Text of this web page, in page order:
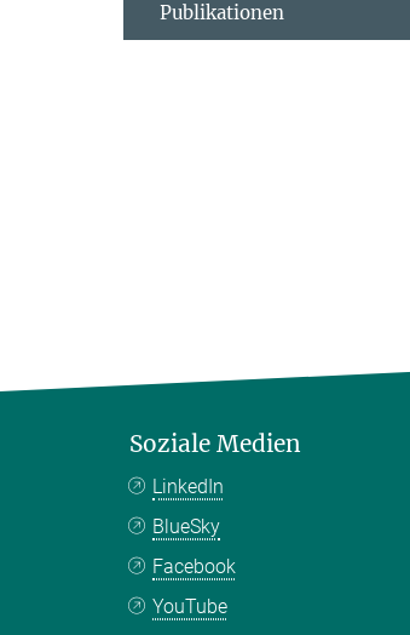
Publikationen
Soziale Medien
LinkedIn
BlueSky
Facebook
YouTube